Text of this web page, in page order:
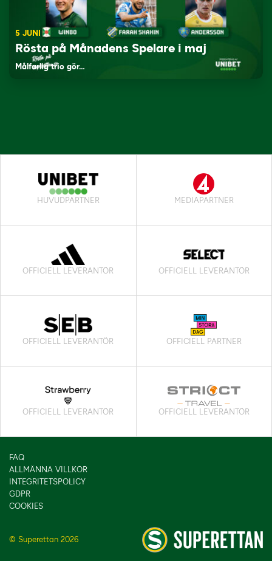
5 JUNI
Rösta på Månadens Spelare i maj
Målfarlig trio gör…
HUVUDPARTNER MEDIAPARTNER
OFFICIELL LEVERANTÖR OFFICIELL LEVERANTÖR
OFFICIELL LEVERANTÖR OFFICIELL PARTNER
OFFICIELL LEVERANTÖR OFFICIELL LEVERANTÖR
© Superettan 2026
FAQ
ALLMÄNNA VILLKOR
INTEGRITETSPOLICY
GDPR
COOKIES